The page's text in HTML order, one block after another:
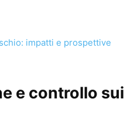
2
nel volume)
e strumenti, questo è il
impatti e prospettive
e controllo sui